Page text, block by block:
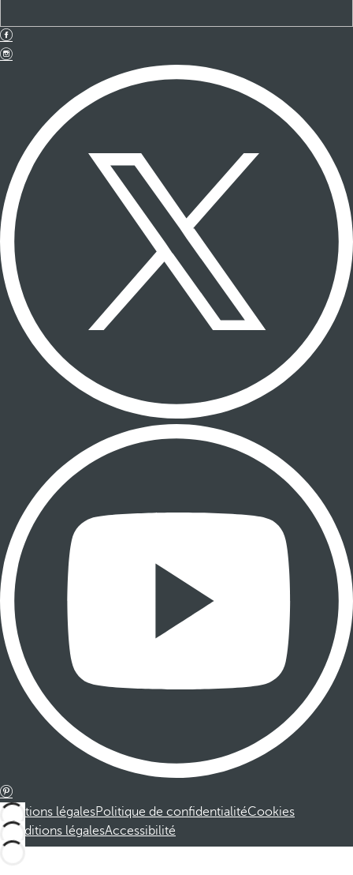
Mentions légalesPolitique de confidentialitéCookies
Conditions légalesAccessibilité